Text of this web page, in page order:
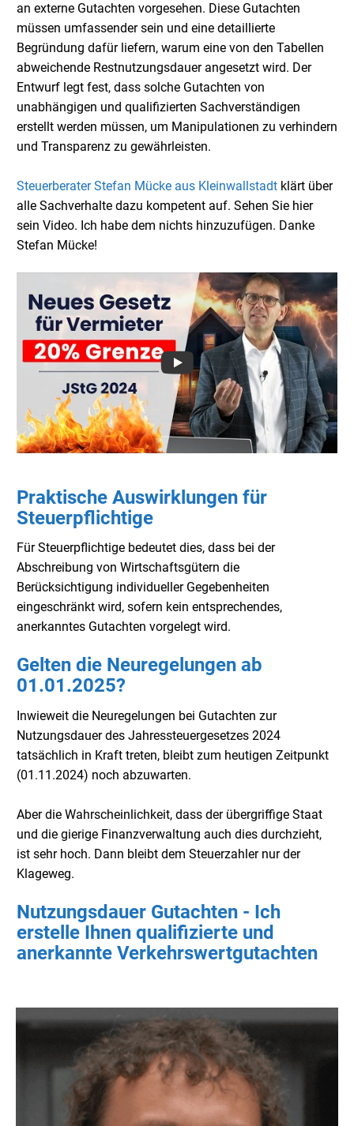
an externe Gutachten vorgesehen. Diese Gutachten
müssen umfassender sein und eine detaillierte
Begründung dafür liefern, warum eine von den Tabellen
abweichende Restnutzungsdauer angesetzt wird. Der
Entwurf legt fest, dass solche Gutachten von
unabhängigen und qualifizierten Sachverständigen
erstellt werden müssen, um Manipulationen zu verhindern
und Transparenz zu gewährleisten.
Steuerberater Stefan Mücke aus Kleinwallstadt klärt über
alle Sachverhalte dazu kompetent auf. Sehen Sie hier
sein Video. Ich habe dem nichts hinzuzufügen. Danke
Stefan Mücke!
Praktische Auswirklungen für
Steuerpflichtige
Für Steuerpflichtige bedeutet dies, dass bei der
Abschreibung von Wirtschaftsgütern die
Berücksichtigung individueller Gegebenheiten
eingeschränkt wird, sofern kein entsprechendes,
anerkanntes Gutachten vorgelegt wird.
Gelten die Neuregelungen ab
01.01.2025?
Inwieweit die Neuregelungen bei Gutachten zur
Nutzungsdauer des Jahressteuergesetzes 2024
tatsächlich in Kraft treten, bleibt zum heutigen Zeitpunkt
(01.11.2024) noch abzuwarten.
Aber die Wahrscheinlichkeit, dass der übergriffige Staat
und die gierige Finanzverwaltung auch dies durchzieht,
ist sehr hoch. Dann bleibt dem Steuerzahler nur der
Klageweg.
Nutzungsdauer Gutachten - Ich
erstelle Ihnen qualifizierte und
anerkannte Verkehrswertgutachten